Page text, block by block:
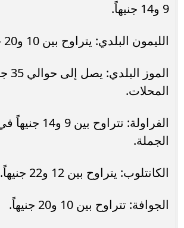
9 و14 جنيهاً.
الليمون البلدي: يتراوح بين 10 و20 جنيهاً.
المحلات.
الفراولة: تتراوح
الجملة.
الكانتلوب: يتراوح بين 12 و22 جنيهاً.
الجوافة: تتراوح بين 10 و20 جنيهاً.